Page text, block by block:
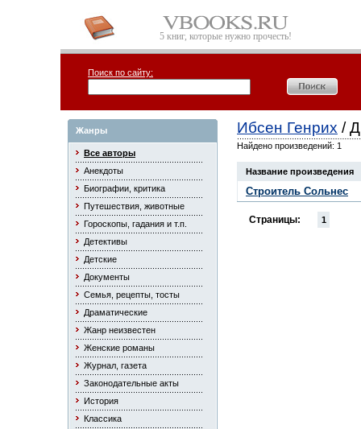
5 книг, которые нужно прочесть!
Поиск по сайту:
Жанры
Все авторы
Анекдоты
Биографии, критика
Путешествия, животные
Гороскопы, гадания и т.п.
Детективы
Детские
Документы
Семья, рецепты, тосты
Драматические
Жанр неизвестен
Женские романы
Журнал, газета
Законодательные акты
История
Классика
Ибсен Генрих /
Найдено произведений: 1
Название произведения
Строитель Сольнес
Страницы: 1